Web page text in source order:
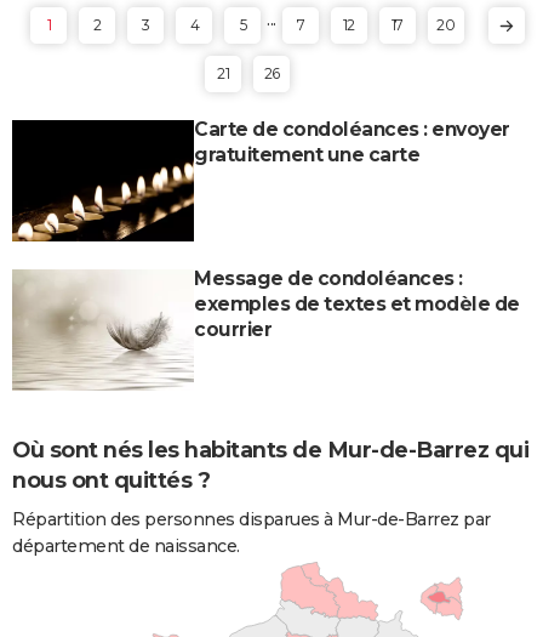
1 2 3 4 5 ... 7 12 17 20
21 26
Carte de condoléances : envoyer
gratuitement une carte
Message de condoléances :
exemples de textes et modèle de
courrier
Où sont nés les habitants de Mur-de-Barrez qui
nous ont quittés ?
Répartition des personnes disparues à Mur-de-Barrez par
département de naissance.